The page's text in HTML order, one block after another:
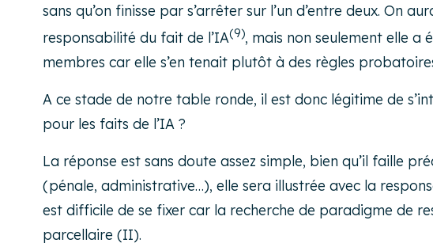
sans qu’on finisse par s’arrêter sur l’un d’entre deux. On
responsabilité du fait de l’IA(9), mais non seulement elle a
membres car elle s’en tenait plutôt à des règles
A ce stade de notre table ronde, il est donc légitime de
pour les faits de l’IA ?
La réponse est sans doute assez simple, bien qu’il faille
(pénale, administrative…), elle sera illustrée avec la
est difficile de se fixer car la recherche de paradigme de
parcellaire (II).